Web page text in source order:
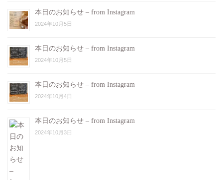
本日のお知らせ – from Instagram
2024年10月5日
本日のお知らせ – from Instagram
2024年10月5日
本日のお知らせ – from Instagram
2024年10月4日
本日のお知らせ – from Instagram
2024年10月3日